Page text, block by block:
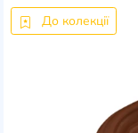
До колекції